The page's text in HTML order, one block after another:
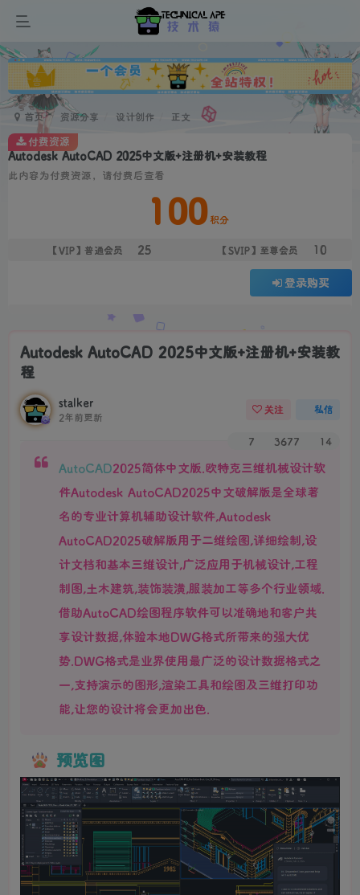
广告
首页 资源分享 设计创作 正文
Autodesk AutoCAD 2025中文版+注册机+安装教程
此内容为付费资源，请付费后查看
100 积分
【VIP】普通会员 25 【SVIP】至尊会员 10
登录购买
付费资源
Autodesk AutoCAD 2025中文版+注册机+安装教
程
stalker
2年前更新
关注 私信
7 3677 14
AutoCAD2025简体中文版.欧特克三维机械设计软
件Autodesk AutoCAD2025中文破解版是全球著
名的专业计算机辅助设计软件,Autodesk
AutoCAD2025破解版用于二维绘图,详细绘制,设
计文档和基本三维设计,广泛应用于机械设计,工程
制图,土木建筑,装饰装潢,服装加工等多个行业领域.
借助AutoCAD绘图程序软件可以准确地和客户共
享设计数据,体验本地DWG格式所带来的强大优
势.DWG格式是业界使用最广泛的设计数据格式之
一,支持演示的图形,渲染工具和绘图及三维打印功
能,让您的设计将会更加出色.
预览图